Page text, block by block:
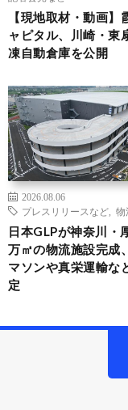
【現地取材・動画】
ャピタル、川崎・東
凍自動倉庫を公開
2026.08.06
プレスリリースなど
物
日本GLPが神奈川・
万㎡の物流施設完成
マソンや真栄運輸な
定